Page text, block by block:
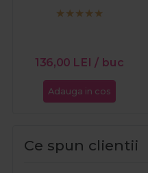
ColorLife 300ml
136,00 LEI / buc
Adauga in cos
Ce spun clientii